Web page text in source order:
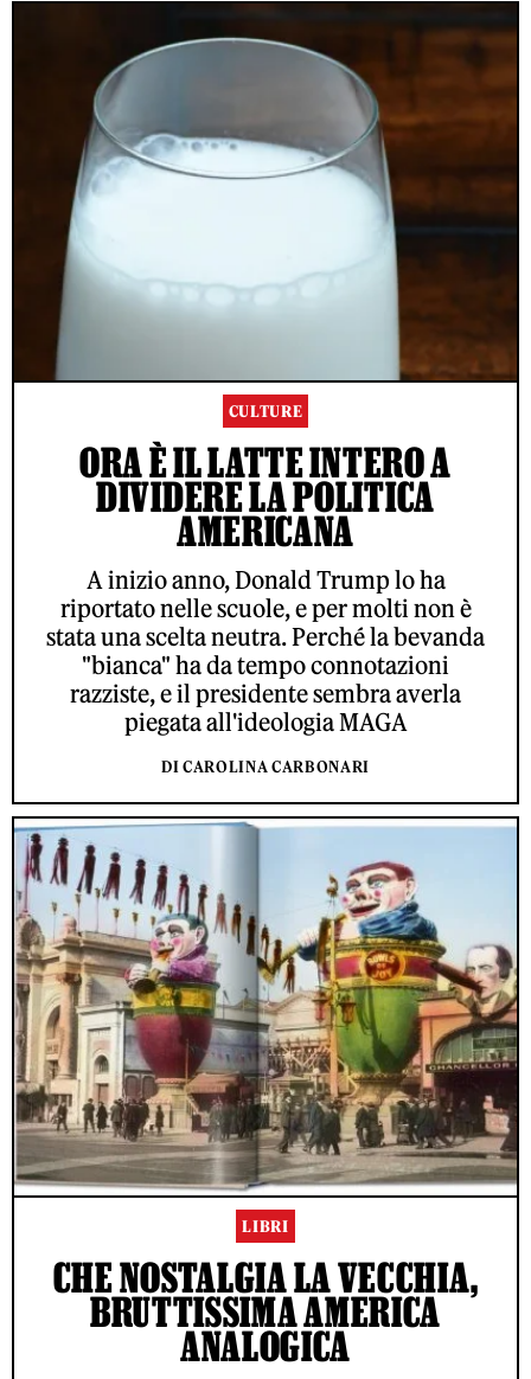
CULTURE
ORA È IL LATTE INTERO A
DIVIDERE LA POLITICA
AMERICANA
A inizio anno, Donald Trump lo ha
riportato nelle scuole, e per molti non è
stata una scelta neutra. Perché la bevanda
"bianca" ha da tempo connotazioni
razziste, e il presidente sembra averla
piegata all'ideologia MAGA
DI CAROLINA CARBONARI
LIBRI
CHE NOSTALGIA LA VECCHIA,
BRUTTISSIMA AMERICA
ANALOGICA